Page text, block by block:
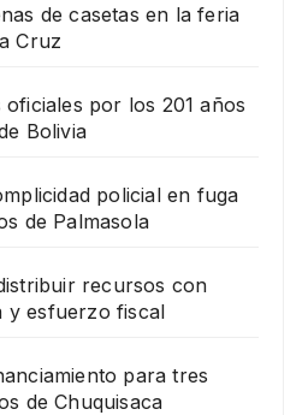
de casetas en la feria
Cruz
por los 201 años
Bolivia
policial en fuga
de Palmasola
recursos con
y esfuerzo fiscal
para tres
de Chuquisaca